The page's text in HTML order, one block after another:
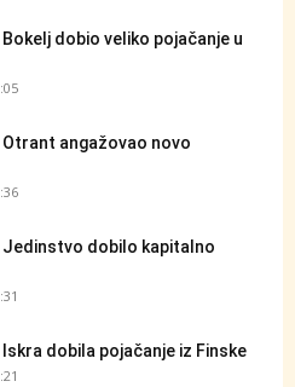
Bokelj dobio veliko pojačanje u
Otrant angažovao novo
Jedinstvo dobilo kapitalno
Iskra dobila pojačanje iz Finske